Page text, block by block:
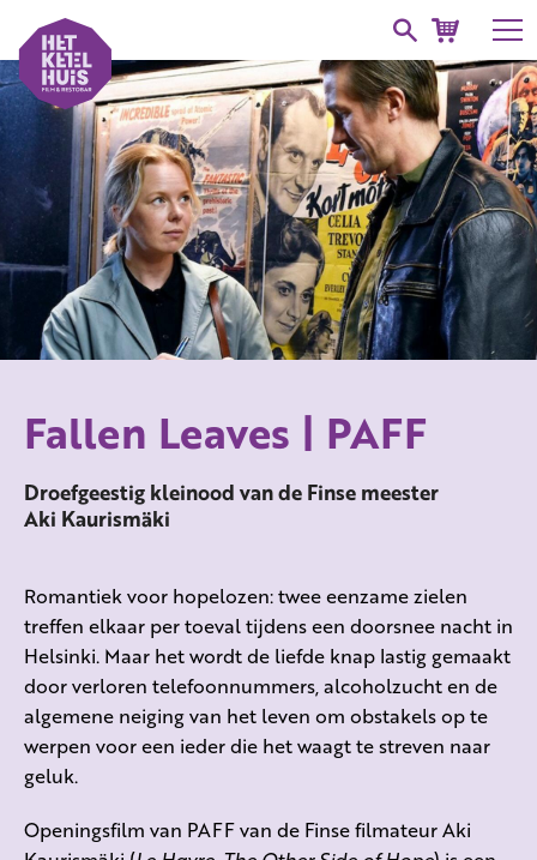
Fallen Leaves | PAFF
Droefgeestig kleinood van de Finse meester
Aki Kaurismäki
Romantiek voor hopelozen: twee eenzame zielen
treffen elkaar per toeval tijdens een doorsnee nacht in
Helsinki. Maar het wordt de liefde knap lastig gemaakt
door verloren telefoonnummers, alcoholzucht en de
algemene neiging van het leven om obstakels op te
werpen voor een ieder die het waagt te streven naar
geluk.
Openingsfilm van PAFF van de Finse filmateur Aki